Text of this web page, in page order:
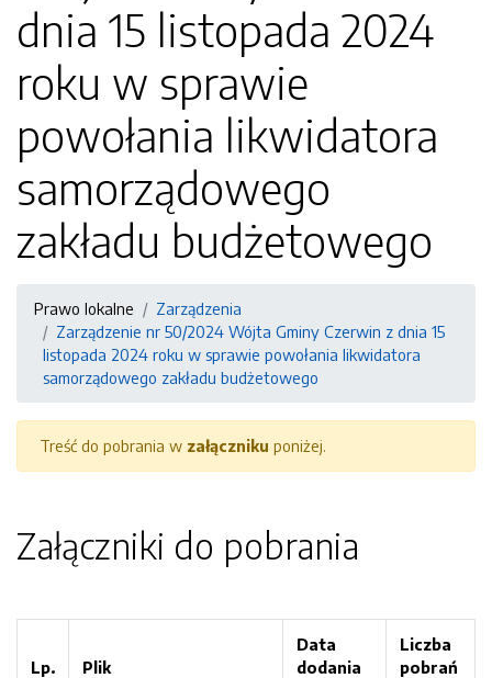
dnia 15 listopada 2024
roku w sprawie
powołania likwidatora
samorządowego
zakładu budżetowego
Prawo lokalne
Zarządzenia
Zarządzenie nr 50/2024 Wójta Gminy Czerwin z dnia 15
listopada 2024 roku w sprawie powołania likwidatora
samorządowego zakładu budżetowego
Treść do pobrania w załączniku poniżej.
Załączniki do pobrania
Lp. Plik
Data
dodania
Liczba
pobrań